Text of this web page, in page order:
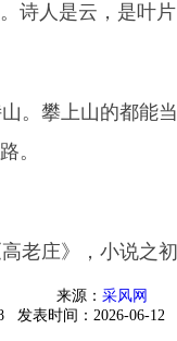
诗人是云，是叶片
。攀上山的都能
。
老庄》，小说之初
来源： 采风网
发表时间：2026-06-12